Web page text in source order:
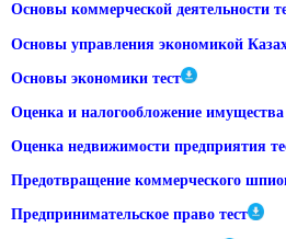
Основы коммерческой деятельности
Основы управления экономикой
Основы экономики тест
Оценка и налогообложение имущества
Оценка недвижимости предприятия
Предотвращение коммерческого
Предпринимательское право тест